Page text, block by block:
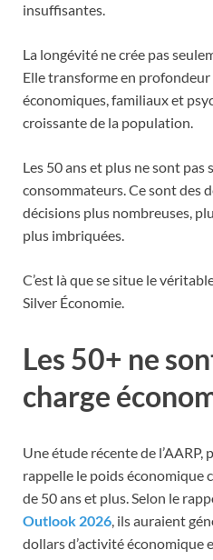
insuffisantes.
La longévité ne crée pas
Elle transforme en
économiques, familiaux et
croissante de la population.
Les 50 ans et plus ne sont pas
consommateurs. Ce sont des
décisions plus nombreuses,
plus imbriquées.
C’est là que se situe le
Silver Économie.
Les 50+ ne
charge
Une étude récente de l’AARP,
rappelle le poids économique
de 50 ans et plus. Selon le
Outlook 2026, ils auraient
dollars d’activité économique